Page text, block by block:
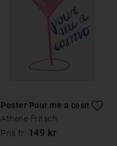
Poster Pour me a cosmo
Athene Fritsch
Pris fr. 149 kr